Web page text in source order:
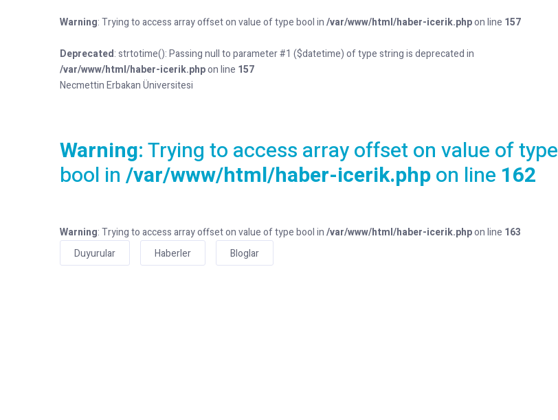
Warning: Trying to access array offset on value of type bool in/var/www/html/haber-icerik.phpon line 157
Deprecated: strtotime(): Passing null to parameter #1 ($datetime) of type string is deprecated in
/var/www/html/haber-icerik.phpon line 157
Necmettin Erbakan Üniversitesi
Warning: Trying to access array offset on value of type
bool in /var/www/html/haber-icerik.phpon line 162
Warning: Trying to access array offset on value of type bool in/var/www/html/haber-icerik.phpon line 163
Duyurular
Haberler Bloglar